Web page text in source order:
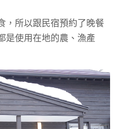
，所以跟民宿預約了晚餐
是使用在地的農、漁產